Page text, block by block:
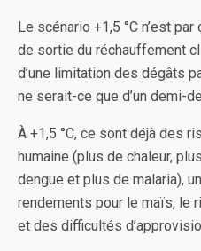
Le scénario +1,5 °C n’est
de sortie du réchauffement
d’une limitation des dégâts
ne serait-ce que d’un demi-
À +1,5 °C, ce sont déjà des
humaine (plus de chaleur,
dengue et plus de malaria),
rendements pour le maïs, le
et des difficultés